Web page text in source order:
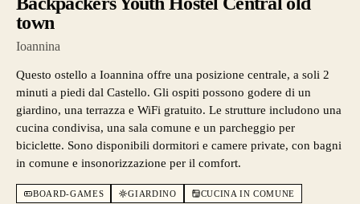
town
Ioannina
Questo ostello a Ioannina offre una posizione centrale, a soli 2
minuti a piedi dal Castello. Gli ospiti possono godere di un
giardino, una terrazza e WiFi gratuito. Le strutture includono una
cucina condivisa, una sala comune e un parcheggio per
biciclette. Sono disponibili dormitori e camere private, con bagni
in comune e insonorizzazione per il comfort.
BOARD-GAMES GIARDINO
CUCINA IN COMUNE